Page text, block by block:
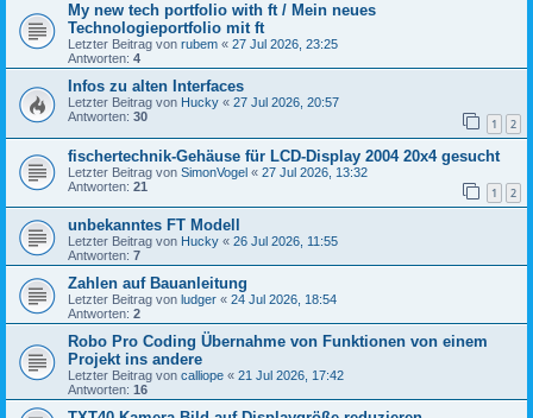
My new tech portfolio with ft / Mein neues
Technologieportfolio mit ft
Letzter Beitrag von rubem « 27 Jul 2026, 23:25
Antworten: 4
Infos zu alten Interfaces
Letzter Beitrag von Hucky « 27 Jul 2026, 20:57
Antworten: 30 1 2
fischertechnik-Gehäuse für LCD-Display 2004 20x4 gesucht
Letzter Beitrag von SimonVogel « 27 Jul 2026, 13:32
Antworten: 21 1 2
unbekanntes FT Modell
Letzter Beitrag von Hucky « 26 Jul 2026, 11:55
Antworten: 7
Zahlen auf Bauanleitung
Letzter Beitrag von ludger « 24 Jul 2026, 18:54
Antworten: 2
Robo Pro Coding Übernahme von Funktionen von einem
Projekt ins andere
Letzter Beitrag von calliope « 21 Jul 2026, 17:42
Antworten: 16